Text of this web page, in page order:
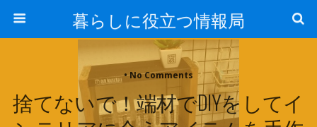
暮らしに役立つ情報局
• No Comments
捨てないで！端材でDIYをしてイ